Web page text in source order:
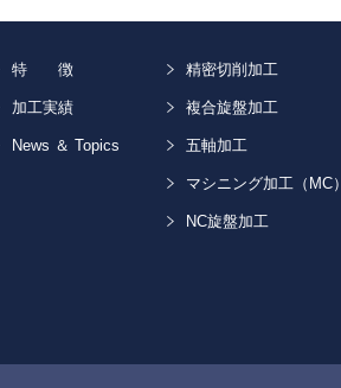
特 徴
加工実績
News ＆ Topics
精密切削加工
複合旋盤加工
五軸加工
マシニング加工（MC）
NC旋盤加工